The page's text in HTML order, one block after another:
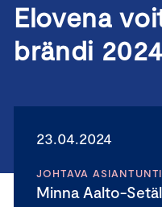
Elovena
brändi
23.04.2024
JOHTAVA
Minna Aalto-